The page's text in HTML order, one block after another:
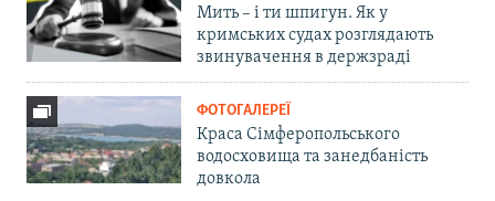
Мить – і ти шпигун. Як у
кримських судах розглядають
звинувачення в держзраді
ФОТОГАЛЕРЕЇ
Краса Сімферопольського
водосховища та занедбаність
довкола